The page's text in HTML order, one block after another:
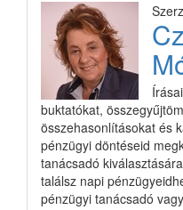
buktatókat,
összehasonlításokat és
pénzügyi döntéseid
tanácsadó
találsz napi
pénzügyi tanácsadó